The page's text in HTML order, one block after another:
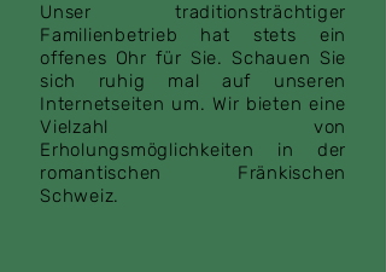
Unser traditionsträchtiger
Familienbetrieb hat stets ein
offenes Ohr für Sie. Schauen Sie
sich ruhig mal auf unseren
Internetseiten um. Wir bieten eine
Vielzahl von
Erholungsmöglichkeiten in der
romantischen Fränkischen
Schweiz.